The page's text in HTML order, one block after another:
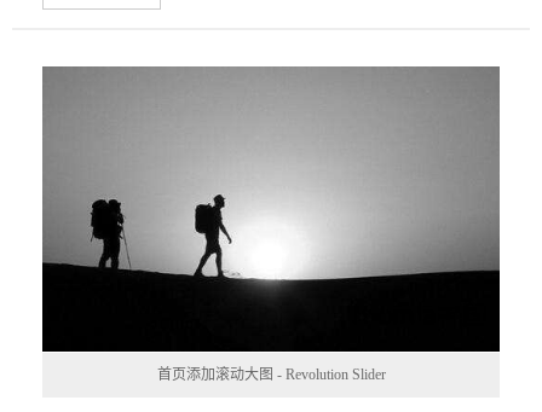
首页添加滚动大图 - Revolution Slider